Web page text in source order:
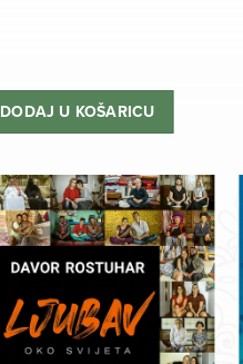
DODAJ U KOŠARICU